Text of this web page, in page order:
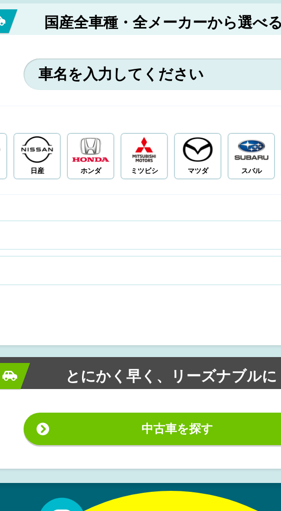
国産全車種・全メーカーから選べ
日産 ホンダ ミツビシ マツダ スバル
とにかく早く、リーズナブルに
中古車を探す